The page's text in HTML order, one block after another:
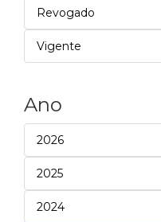
Revogado
Vigente
Ano
2026
2025
2024